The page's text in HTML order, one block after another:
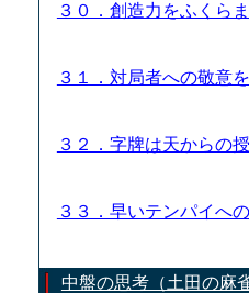
３０．創造力をふくら
３１．対局者への敬意
３２．字牌は天からの
３３．早いテンパイへ
中盤の思考（土田の麻